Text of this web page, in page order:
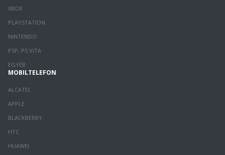
XBOX
PLAYSTATION
NINTENDO
PSP, PS VITA
EGYÉB
MOBILTELEFON
ALCATEL
APPLE
BLACKBERRY
HTC
HUAWEI